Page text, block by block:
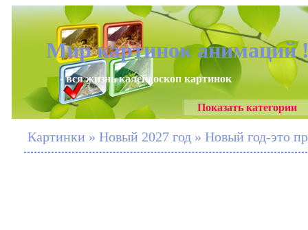
Мир картинок анимаций
- вся жизнь калейдоскоп картинок
Показать категории
Картинки » Новый 2027 год » Новый год-это